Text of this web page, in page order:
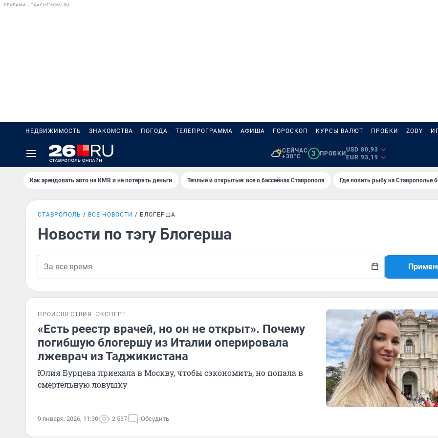
РЕКЛАМА • TKACHEVKMV.RU
НЕДВИЖИМОСТЬ ЗНАКОМСТВА ПОГОДА ТЕЛЕПРОГРАММА АФИША ГОРОСКОП КУРСЫ ВАЛЮТ ПРОБКИ ZODY
СЕЙЧАС
+30°C
3 ПРОБКИ
USD 80,93
EUR 93,19
Как арендовать авто на КМВ и не потерять деньги Теплые и открытые: все о бассейнах Ставрополя Где ловить рыбу на Ставрополье
СТАВРОПОЛЬ ВСЕ НОВОСТИ БЛОГЕРША
Новости по тэгу Блогерша
ПРОИСШЕСТВИЯ ЭКСПЕРТ
«Есть реестр врачей, но он не открыт». Почему
погибшую блогершу из Италии оперировала
лжеврач из Таджикистана
Юлия Бурцева приехала в Москву, чтобы сэкономить, но попала в
смертельную ловушку
9 января, 2026, 11:30 2 537 Обсудить